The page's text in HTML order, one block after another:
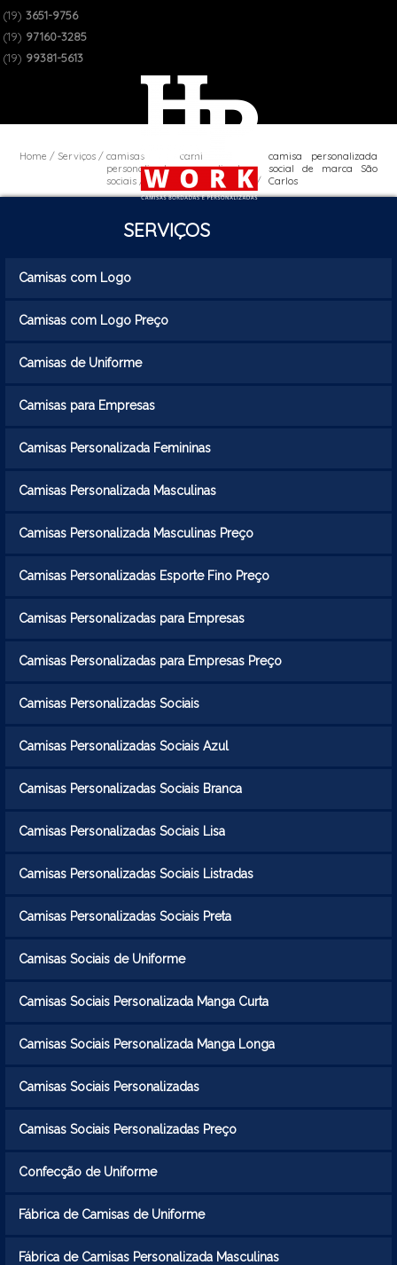
(19) 3651-9756
(19) 97160-3285
(19) 99381-5613
Home Serviços
camisas
personalizadas
sociais
camisa
personalizada
social de marca
camisa personalizada
social de marca São
Carlos
SERVIÇOS
Camisas com Logo
Camisas com Logo Preço
Camisas de Uniforme
Camisas para Empresas
Camisas Personalizada Femininas
Camisas Personalizada Masculinas
Camisas Personalizada Masculinas Preço
Camisas Personalizadas Esporte Fino Preço
Camisas Personalizadas para Empresas
Camisas Personalizadas para Empresas Preço
Camisas Personalizadas Sociais
Camisas Personalizadas Sociais Azul
Camisas Personalizadas Sociais Branca
Camisas Personalizadas Sociais Lisa
Camisas Personalizadas Sociais Listradas
Camisas Personalizadas Sociais Preta
Camisas Sociais de Uniforme
Camisas Sociais Personalizada Manga Curta
Camisas Sociais Personalizada Manga Longa
Camisas Sociais Personalizadas
Camisas Sociais Personalizadas Preço
Confecção de Uniforme
Fábrica de Camisas de Uniforme
Fábrica de Camisas Personalizada Masculinas